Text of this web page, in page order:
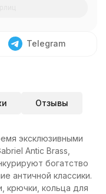
Telegram
Отзывы
эксклюзивными
Antic Brass,
богатство
античной классики.
крючки, кольца для